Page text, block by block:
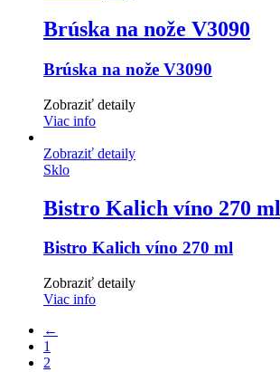
Brúska na nože V3090
Brúska na nože V3090
Zobraziť detaily
Viac info
Zobraziť detaily
Sklo
Bistro Kalich víno 270 ml
Bistro Kalich víno 270 ml
Zobraziť detaily
Viac info
←
1
2